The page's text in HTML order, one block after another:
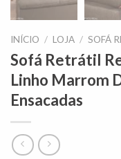
INÍCIO / LOJA / SOFÁ
Sofá Retrátil
Linho Marrom
Ensacadas